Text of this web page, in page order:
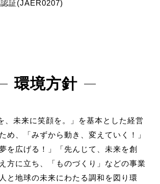
証(JAER0207)
環境方針
、未来に笑顔を。」を基本とした経営
め、「みずから動き、変えていく！」
を広げる！」「先んじて、未来を創
方に立ち、「ものづくり」などの事業
と地球の未来にわたる調和を図り環